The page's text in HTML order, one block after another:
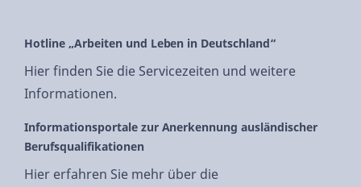
Hotline „Arbeiten und Leben in Deutschland“
Hier finden Sie die Servicezeiten und weitere
Informationen.
Informationsportale zur Anerkennung ausländischer
Berufsqualifikationen
Hier erfahren Sie mehr über die